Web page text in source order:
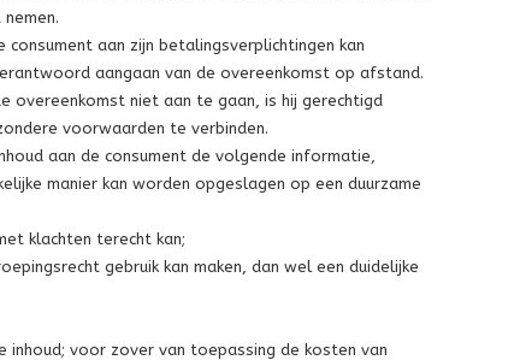
aan zijn betalingsverplichtingen kan
aangaan van de overeenkomst op afstand.
overeenkomst niet aan te gaan, is hij gerechtigd
voorwaarden te verbinden.
aan de consument de volgende informatie,
manier kan worden opgeslagen op een duurzame
klachten terecht kan;
gebruik kan maken, dan wel een duidelijke
voor zover van toepassing de kosten van